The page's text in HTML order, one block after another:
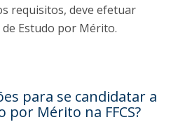
requisitos, deve efetuar
Estudo por Mérito.
para se candidatar a
por Mérito na FFCS?